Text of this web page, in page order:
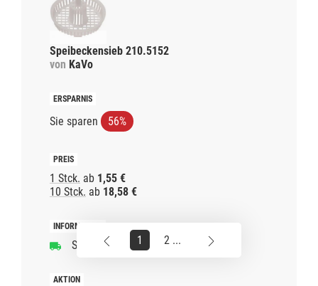
Speibeckensieb 210.5152
von KaVo
Sie sparen 56%
1 Stck. ab 1,55 €
10 Stck. ab 18,58 €
Schnelle Lieferzeit
1 2 ...